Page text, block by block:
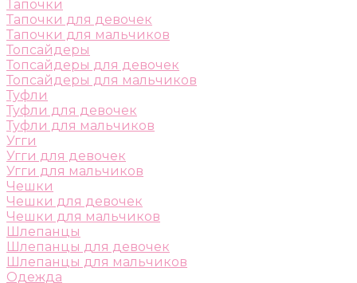
Тапочки
Тапочки для девочек
Тапочки для мальчиков
Топсайдеры
Топсайдеры для девочек
Топсайдеры для мальчиков
Туфли
Туфли для девочек
Туфли для мальчиков
Угги
Угги для девочек
Угги для мальчиков
Чешки
Чешки для девочек
Чешки для мальчиков
Шлепанцы
Шлепанцы для девочек
Шлепанцы для мальчиков
Одежда